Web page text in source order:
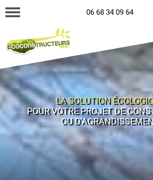
06 68 34 09 64
LA SOLUTION
POUR VOTRE PROJET DE
OU